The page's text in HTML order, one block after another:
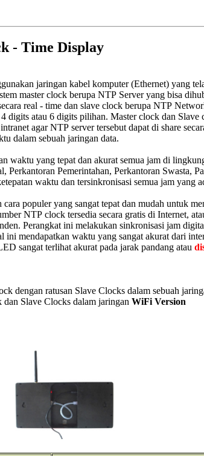
- Time Display
jaringan kabel komputer (Ethernet) yang
master clock berupa NTP Server yang bisa
real - time dan slave clock berupa NTP
digits atau 6 digits pilihan. Master clock dan Slave
agar NTP server tersebut dapat di share
dalam sebuah jaringan data.
waktu yang tepat dan akurat semua jam di
Perkantoran Pemerintahan, Perkantoran Swasta,
waktu dan tersinkronisasi semua jam yang
populer yang sangat tepat dan mudah untuk
NTP clock tersedia secara gratis di Internet,
Perangkat ini melakukan sinkronisasi jam
mendapatkan waktu yang sangat akurat dari
sangat terlihat akurat pada jarak pandang atau
dengan ratusan Slave Clocks dalam sebuah
dan Slave Clocks dalam jaringan WiFi Version